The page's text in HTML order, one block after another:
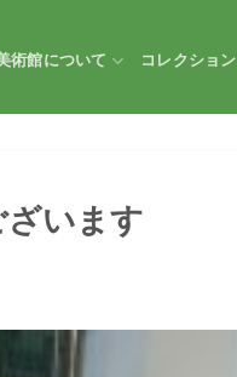
術館について コレクション
います